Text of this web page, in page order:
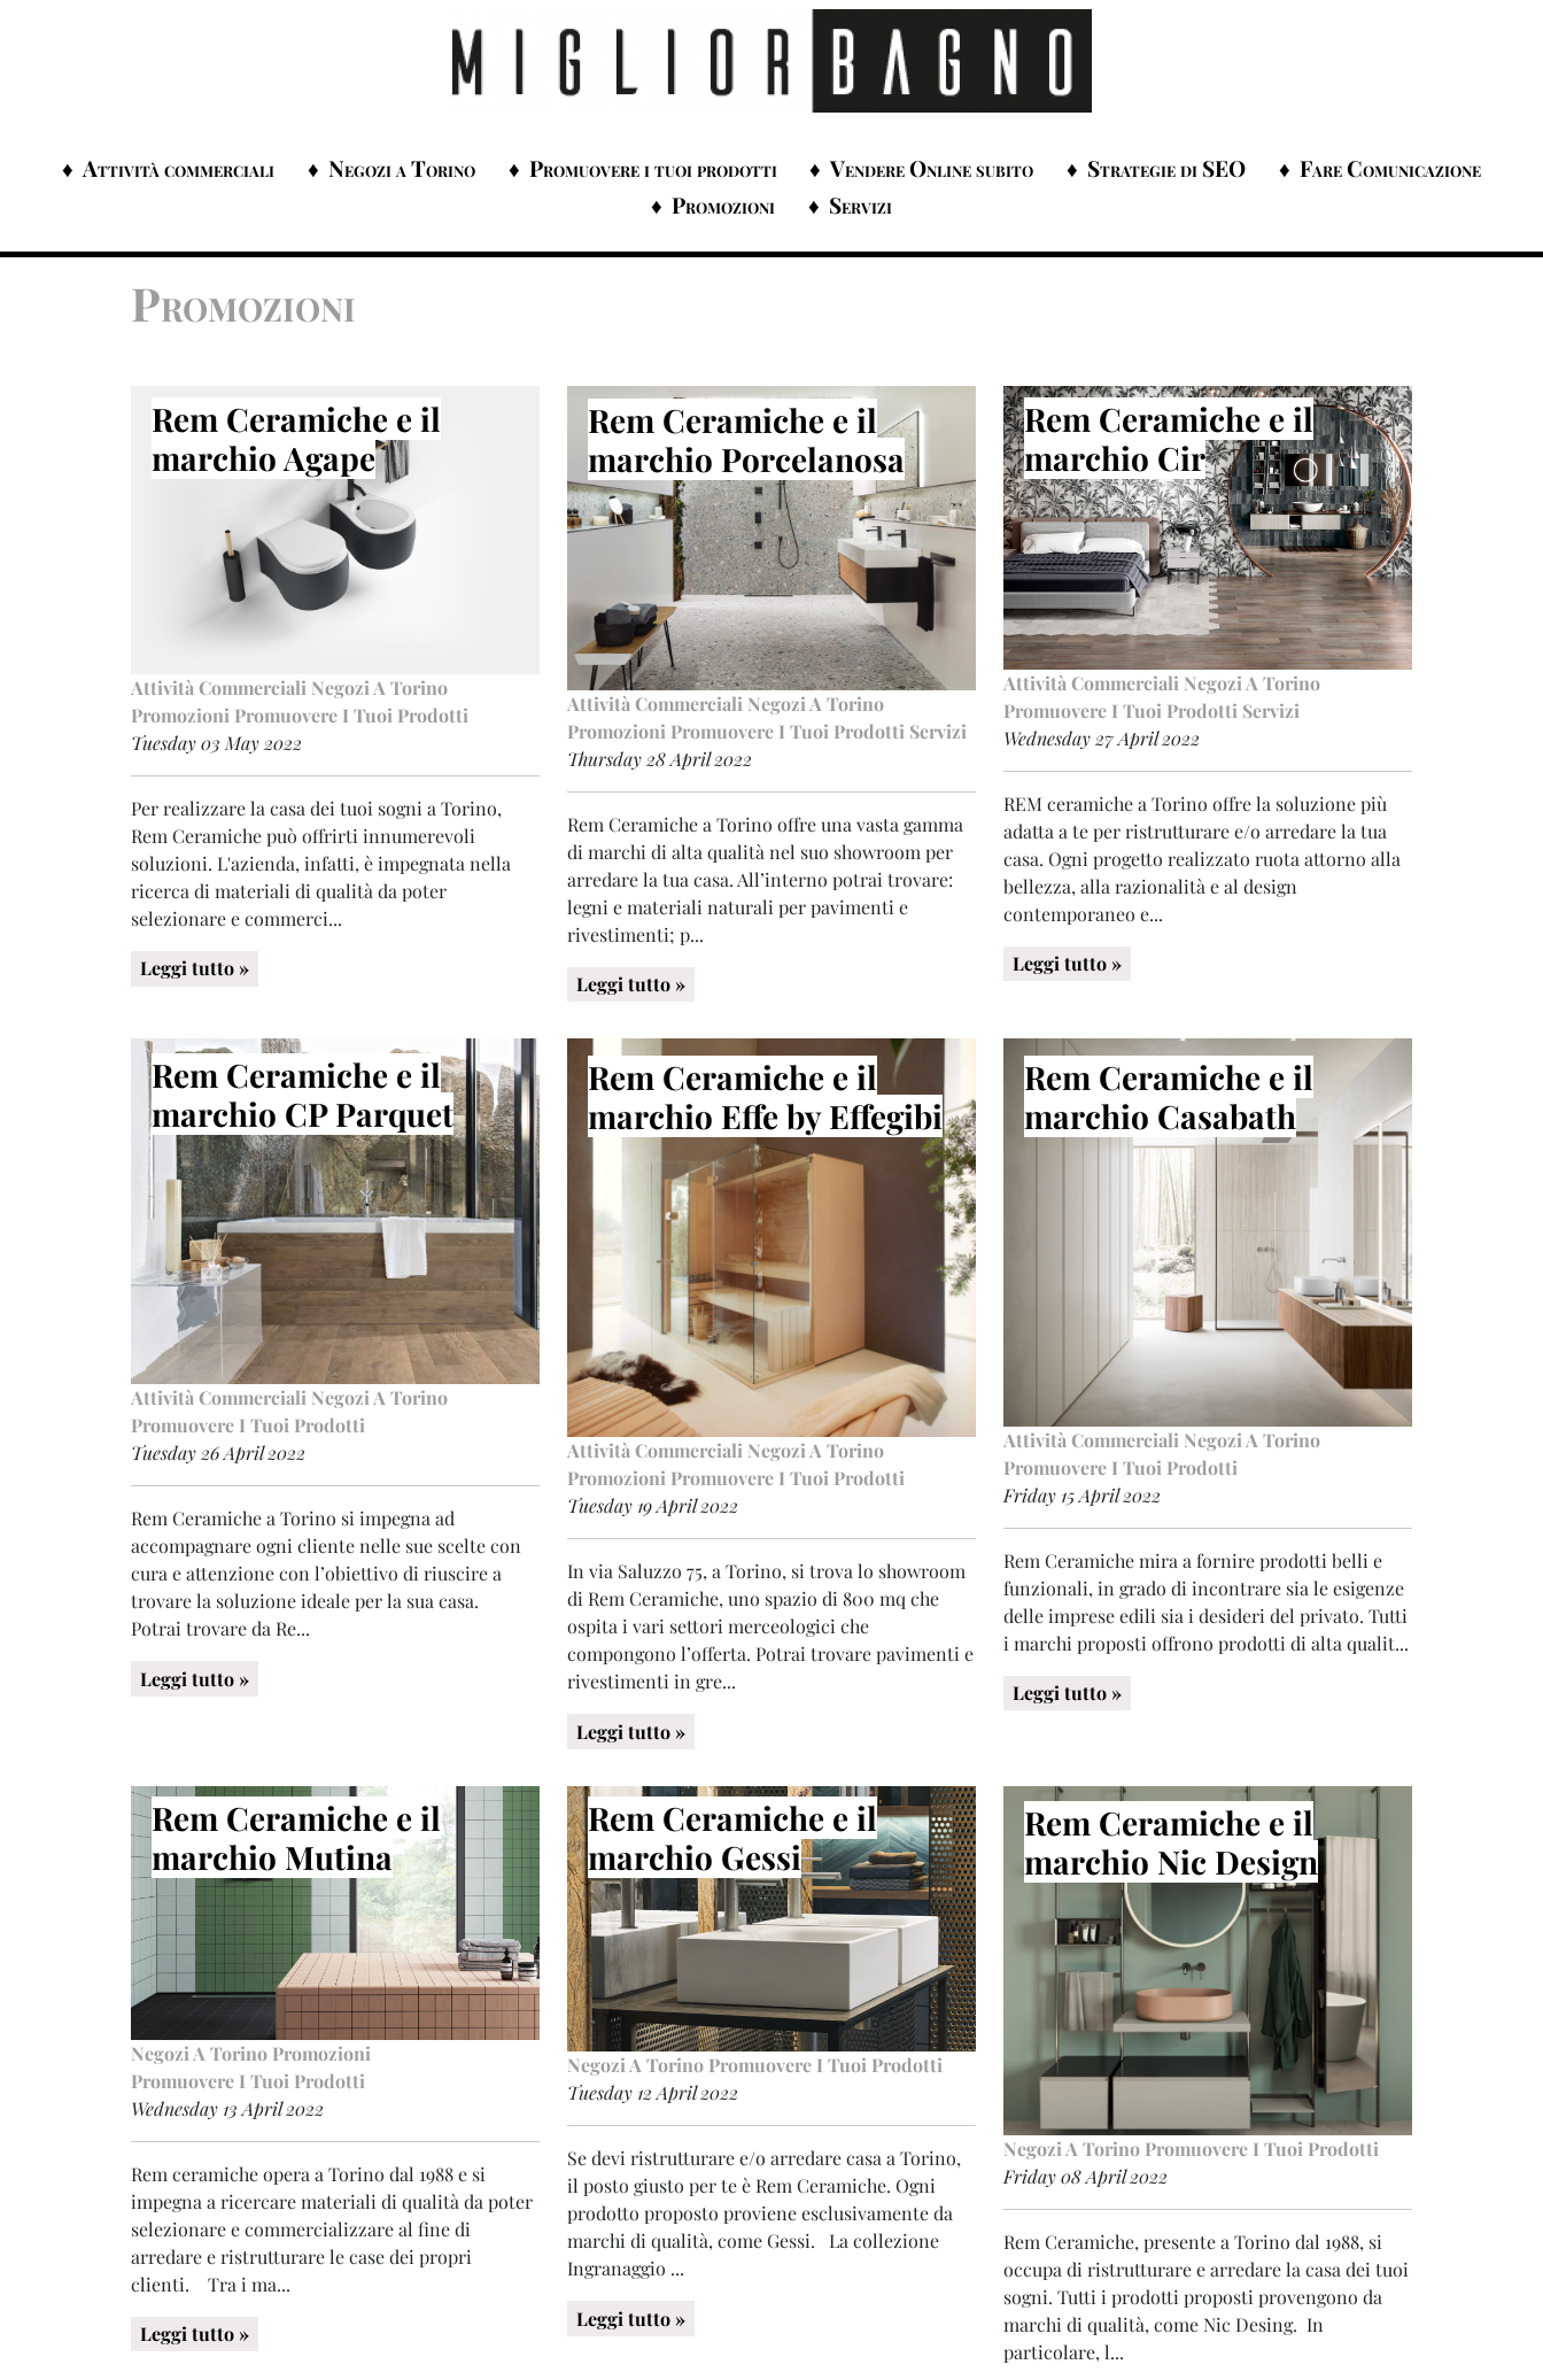
Attività commerciali Negozi a Torino Promuovere i tuoi prodotti Vendere Online subito Strategie di SEO
Fare Comunicazione
Promozioni
Servizi
Promozioni
Rem Ceramiche e il
marchio Agape
Attività Commerciali Negozi A Torino
Promozioni Promuovere I Tuoi Prodotti
Tuesday 03 May 2022
Per realizzare la casa dei tuoi sogni a Torino,
Rem Ceramiche può offrirti innumerevoli
soluzioni. L'azienda, infatti, è impegnata nella
ricerca di materiali di qualità da poter
selezionare e commerci...
Leggi tutto »
Rem Ceramiche e il
marchio Porcelanosa
Attività Commerciali Negozi A Torino
Promozioni Promuovere I Tuoi Prodotti Servizi
Thursday 28 April 2022
Rem Ceramiche a Torino offre una vasta gamma
di marchi di alta qualità nel suo showroom per
arredare la tua casa. All’interno potrai trovare:
legni e materiali naturali per pavimenti e
rivestimenti; p...
Leggi tutto »
Rem Ceramiche e il
marchio Cir
Attività Commerciali Negozi A Torino
Promuovere I Tuoi Prodotti Servizi
Wednesday 27 April 2022
REM ceramiche a Torino offre la soluzione più
adatta a te per ristrutturare e/o arredare la tua
casa. Ogni progetto realizzato ruota attorno alla
bellezza, alla razionalità e al design
contemporaneo e...
Leggi tutto »
Rem Ceramiche e il
marchio CP Parquet
Attività Commerciali Negozi A Torino
Promuovere I Tuoi Prodotti
Tuesday 26 April 2022
Rem Ceramiche a Torino si impegna ad
accompagnare ogni cliente nelle sue scelte con
cura e attenzione con l’obiettivo di riuscire a
trovare la soluzione ideale per la sua casa.
Potrai trovare da Re...
Leggi tutto »
Rem Ceramiche e il
marchio Effe by Effegibi
Attività Commerciali Negozi A Torino
Promozioni Promuovere I Tuoi Prodotti
Tuesday 19 April 2022
In via Saluzzo 75, a Torino, si trova lo showroom
di Rem Ceramiche, uno spazio di 800 mq che
ospita i vari settori merceologici che
compongono l’offerta. Potrai trovare pavimenti e
rivestimenti in gre...
Leggi tutto »
Rem Ceramiche e il
marchio Casabath
Attività Commerciali Negozi A Torino
Promuovere I Tuoi Prodotti
Friday 15 April 2022
Rem Ceramiche mira a fornire prodotti belli e
funzionali, in grado di incontrare sia le esigenze
delle imprese edili sia i desideri del privato. Tutti
i marchi proposti offrono prodotti di alta qualit...
Leggi tutto »
Rem Ceramiche e il
marchio Mutina
Negozi A Torino Promozioni
Promuovere I Tuoi Prodotti
Wednesday 13 April 2022
Rem ceramiche opera a Torino dal 1988 e si
impegna a ricercare materiali di qualità da poter
selezionare e commercializzare al fine di
arredare e ristrutturare le case dei propri
clienti. Tra i ma...
Leggi tutto »
Rem Ceramiche e il
marchio Gessi
Negozi A Torino Promuovere I Tuoi Prodotti
Tuesday 12 April 2022
Se devi ristrutturare e/o arredare casa a Torino,
il posto giusto per te è Rem Ceramiche. Ogni
prodotto proposto proviene esclusivamente da
marchi di qualità, come Gessi. La collezione
Ingranaggio ...
Leggi tutto »
Rem Ceramiche e il
marchio Nic Design
Negozi A Torino Promuovere I Tuoi Prodotti
Friday 08 April 2022
Rem Ceramiche, presente a Torino dal 1988, si
occupa di ristrutturare e arredare la casa dei tuoi
sogni. Tutti i prodotti proposti provengono da
marchi di qualità, come Nic Desing. In
particolare, l...